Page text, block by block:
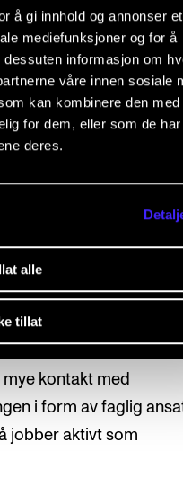
å gi innhold og annonser et
mediefunksjoner og for å
informasjon om
våre innen sosiale
kan kombinere den med
for dem, eller som de
deres.
alle
tillat
med
Her er det en
til å jobbe med
med arbeidslivet
– med dårlig og
om kontakt med
være at det skrives lite
kontakt med
i form av faglig
jobber aktivt som